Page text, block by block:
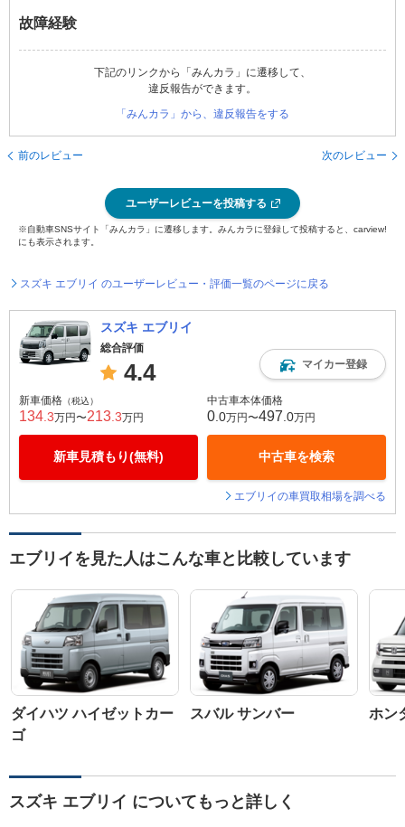
故障経験
下記のリンクから「みんカラ」に遷移して、
違反報告ができます。
「みんカラ」から、違反報告をする
前のレビュー 次のレビュー
ユーザーレビューを投稿する
※自動車SNSサイト「みんカラ」に遷移します。みんカラに登録して投稿すると、carview!
にも表示されます。
スズキ エブリイ のユーザーレビュー・評価一覧のページに戻る
スズキ エブリイ
総合評価
4.4 マイカー登録
新車価格 （税込）
134 .3万円〜213 .3万円
新車見積もり(無料)
中古車本体価格
0 .0万円〜497 .0万円
中古車を検索
エブリイの車買取相場を調べる
エブリイを見た人はこんな車と比較しています
ダイハツ ハイゼットカー
ゴ
スバル サンバー ホン
スズキ エブリイ についてもっと詳しく